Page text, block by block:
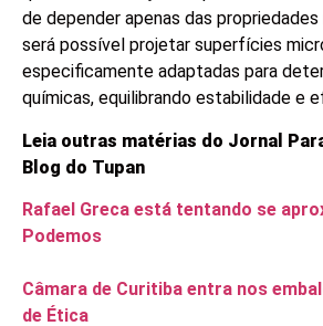
de depender apenas das
será possível projetar superfícies
especificamente adaptadas para
químicas, equilibrando estabilidade e
Leia outras matérias do Jornal
Blog do Tupan
Rafael Greca está tentando se
Podemos
Câmara de Curitiba entra nos
de Ética